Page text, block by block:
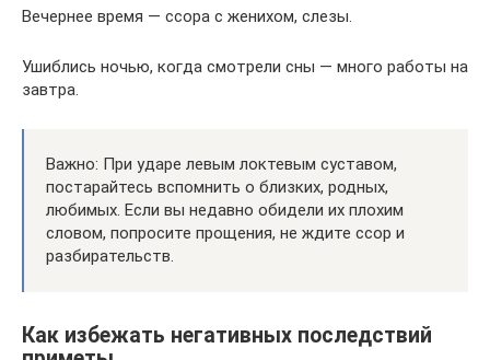
Вечернее время — ссора с женихом, слезы.
Ушиблись ночью, когда смотрели сны — много работы на
завтра.
Важно: При ударе левым локтевым суставом,
постарайтесь вспомнить о близких, родных,
любимых. Если вы недавно обидели их плохим
словом, попросите прощения, не ждите ссор и
разбирательств.
Как избежать негативных последствий